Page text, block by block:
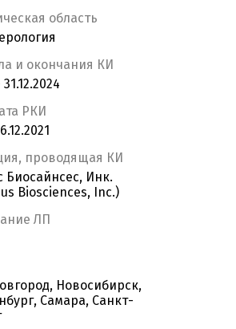
область
и окончания КИ
РКИ
проводящая КИ
Биосайнсес, Инк.
Biosciences, Inc.)
ЛП
Новосибирск,
Самара, Санкт-